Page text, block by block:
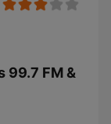
99.7 FM &